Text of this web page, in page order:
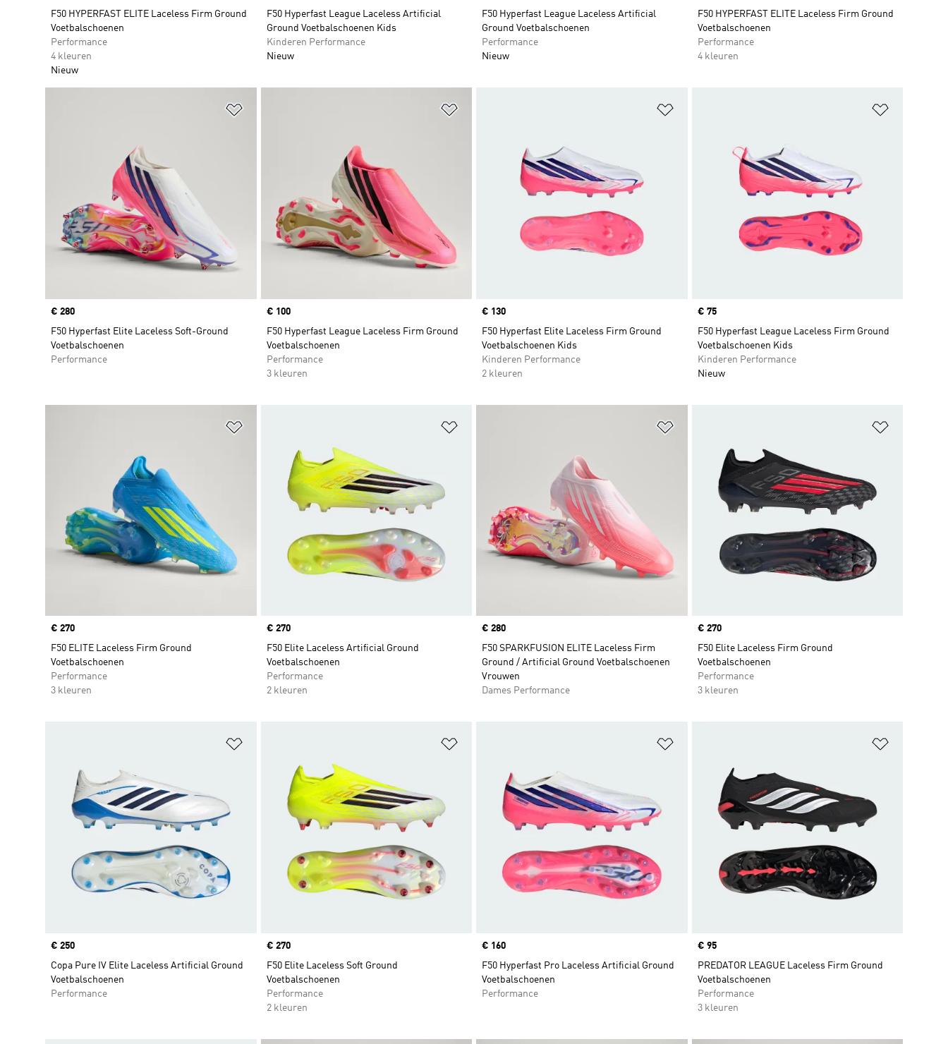
F50 HYPERFAST ELITE Laceless Firm Ground
Voetbalschoenen
Performance
4 kleuren
Nieuw
F50 Hyperfast League Laceless Artificial
Ground Voetbalschoenen Kids
Kinderen Performance
Nieuw
F50 Hyperfast League Laceless Artificial
Ground Voetbalschoenen
Performance
Nieuw
F50 HYPERFAST ELITE Laceless Firm Ground
Voetbalschoenen
Performance
4 kleuren
Price
€ 280
F50 Hyperfast Elite Laceless Soft-Ground
Voetbalschoenen
Performance
Price
€ 100
F50 Hyperfast League Laceless Firm Ground
Voetbalschoenen
Performance
3 kleuren
Price
€ 130
F50 Hyperfast Elite Laceless Firm Ground
Voetbalschoenen Kids
Kinderen Performance
2 kleuren
Price
€ 75
F50 Hyperfast League Laceless Firm Ground
Voetbalschoenen Kids
Kinderen Performance
Nieuw
Price
€ 270
F50 ELITE Laceless Firm Ground
Voetbalschoenen
Performance
3 kleuren
Price
€ 270
F50 Elite Laceless Artificial Ground
Voetbalschoenen
Performance
2 kleuren
Price
€ 280
F50 SPARKFUSION ELITE Laceless Firm
Ground / Artificial Ground Voetbalschoenen
Vrouwen
Dames Performance
Price
€ 270
F50 Elite Laceless Firm Ground
Voetbalschoenen
Performance
3 kleuren
Price
€ 250
Copa Pure IV Elite Laceless Artificial Ground
Voetbalschoenen
Performance
Price
€ 270
F50 Elite Laceless Soft Ground
Voetbalschoenen
Performance
2 kleuren
Price
€ 160
F50 Hyperfast Pro Laceless Artificial Ground
Voetbalschoenen
Performance
Price
€ 95
PREDATOR LEAGUE Laceless Firm Ground
Voetbalschoenen
Performance
3 kleuren